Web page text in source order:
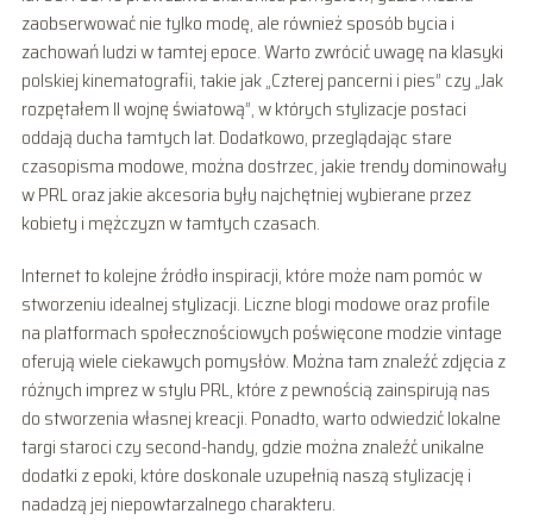
zaobserwować nie tylko modę, ale również sposób bycia i
zachowań ludzi w tamtej epoce. Warto zwrócić uwagę na klasyki
polskiej kinematografii, takie jak „Czterej pancerni i pies” czy „Jak
rozpętałem II wojnę światową”, w których stylizacje postaci
oddają ducha tamtych lat. Dodatkowo, przeglądając stare
czasopisma modowe, można dostrzec, jakie trendy dominowały
w PRL oraz jakie akcesoria były najchętniej wybierane przez
kobiety i mężczyzn w tamtych czasach.
Internet to kolejne źródło inspiracji, które może nam pomóc w
stworzeniu idealnej stylizacji. Liczne blogi modowe oraz profile
na platformach społecznościowych poświęcone modzie vintage
oferują wiele ciekawych pomysłów. Można tam znaleźć zdjęcia z
różnych imprez w stylu PRL, które z pewnością zainspirują nas
do stworzenia własnej kreacji. Ponadto, warto odwiedzić lokalne
targi staroci czy second-handy, gdzie można znaleźć unikalne
dodatki z epoki, które doskonale uzupełnią naszą stylizację i
nadadzą jej niepowtarzalnego charakteru.